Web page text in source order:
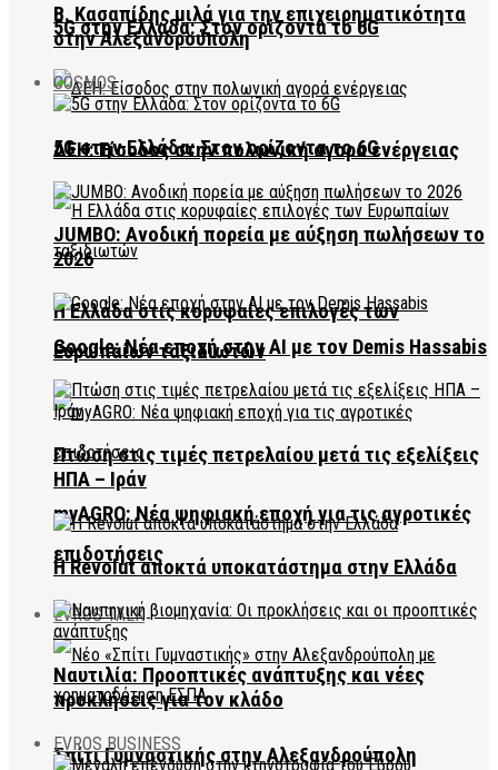
5G στην Ελλάδα: Στον ορίζοντα το 6G
ΔΕΗ: Είσοδος στην πολωνική αγορά ενέργειας
Η Ελλάδα στις κορυφαίες επιλογές των
Ευρωπαίων ταξιδιωτών
myAGRO: Νέα ψηφιακή εποχή για τις αγροτικές
επιδοτήσεις
EVROS TALK
Σπίτι Γυμναστικής στην Αλεξανδρούπολη
Β. Κασαπίδης μιλά για την επιχειρηματικότητα
στην Αλεξανδρούπολη
COSMOS
5G στην Ελλάδα: Στον ορίζοντα το 6G
JUMBO: Ανοδική πορεία με αύξηση πωλήσεων το
2026
Google: Νέα εποχή στην AI με τον Demis Hassabis
Πτώση στις τιμές πετρελαίου μετά τις εξελίξεις
ΗΠΑ – Ιράν
Η Revolut αποκτά υποκατάστημα στην Ελλάδα
Ναυτιλία: Προοπτικές ανάπτυξης και νέες
προκλήσεις για τον κλάδο
EVROS BUSINESS